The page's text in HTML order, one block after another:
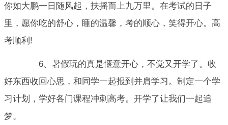
你如大鹏一日随风起，扶摇而上九万里。在考试的日子
里，愿你吃的舒心，睡的温馨，考的顺心，笑得开心。高
考顺利!
6、暑假玩的真是惬意开心，不觉又开学了。收
好东西收回心思，和同学一起报到并肩学习。制定一个学
习计划，学好各门课程冲刺高考。开学了让我们一起追
梦。